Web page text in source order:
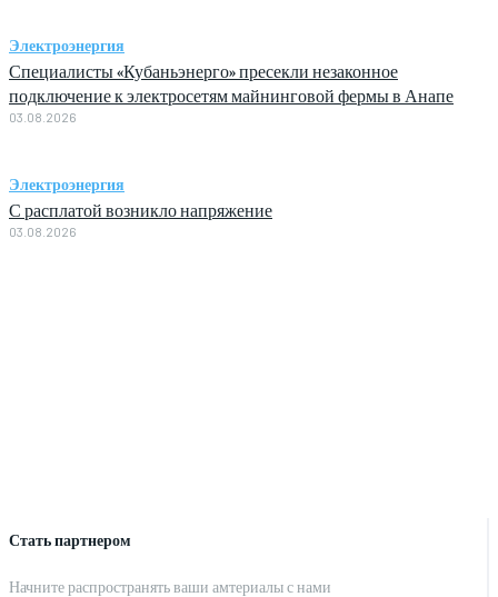
Стать партнером
Начните распространять ваши амтериалы с нами
Электроэнергия
Специалисты «Кубаньэнерго» пресекли незаконное
подключение к электросетям майнинговой фермы в Анапе
03.08.2026
Электроэнергия
С расплатой возникло напряжение
03.08.2026